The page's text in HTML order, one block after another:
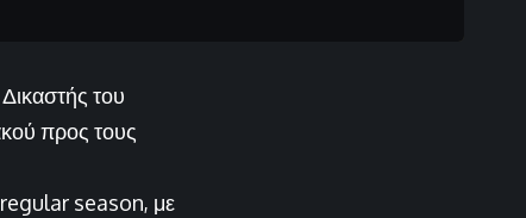
του
προς τους
regular season, με